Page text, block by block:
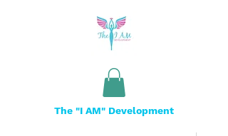
The "I AM" Development